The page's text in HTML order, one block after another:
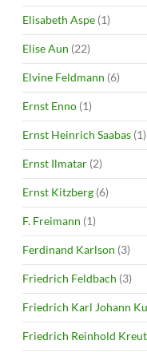
Elisabeth Aspe (1)
Elise Aun (22)
Elvine Feldmann (6)
Ernst Enno (1)
Ernst Heinrich Saabas (1)
Ernst Ilmatar (2)
Ernst Kitzberg (6)
F. Freimann (1)
Ferdinand Karlson (3)
Friedrich Feldbach (3)
Friedrich Karl Johann
Friedrich Reinhold